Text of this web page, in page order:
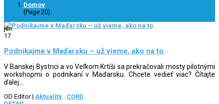
Domov
(Page 20)
jún
17
Podnikajme v Maďarsku – už vieme, ako na to
V Banskej Bystrici a vo Veľkom Krtíši sa prekračovali mosty pilotnými
workshopmi o podnikaní v Maďarsku. Chcete vedieť viac? Čítajte
ďalej…
OD Editor| Aktuality . CORD